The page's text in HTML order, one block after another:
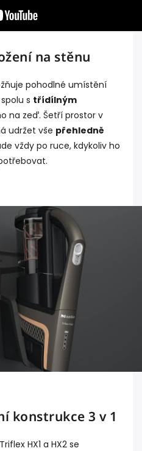
na stěnu
pohodlné umístění
s třídílným
na zeď. Šetří prostor v
udržet vše přehledně
vždy po ruce, kdykoliv ho
konstrukce 3 v 1
HX1 a HX2 se